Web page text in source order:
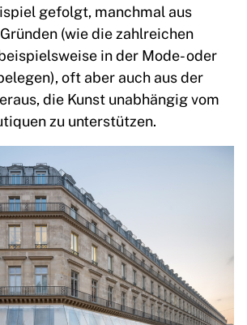
gefolgt, manchmal aus
(wie die zahlreichen
in der Mode- oder
oft aber auch aus der
die Kunst unabhängig vom
zu unterstützen.